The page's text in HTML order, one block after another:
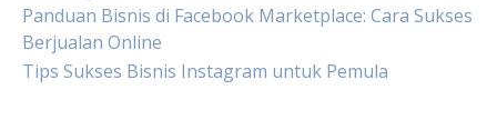
Panduan Bisnis di Facebook Marketplace: Cara Sukses
Berjualan Online
Tips Sukses Bisnis Instagram untuk Pemula